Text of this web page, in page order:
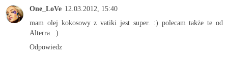
One_LoVe 12.03.2012, 15:40
mam olej kokosowy z vatiki jest super. :) polecam także te od
Alterra. :)
Odpowiedz